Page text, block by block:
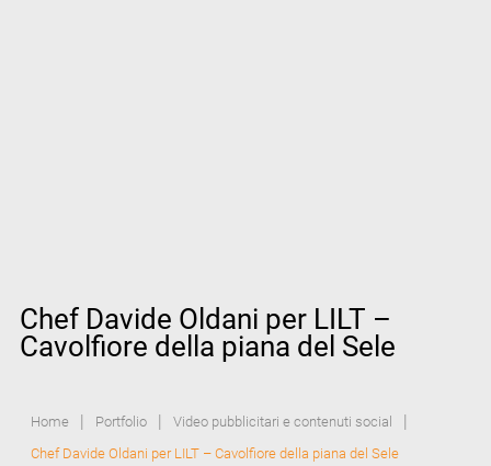
Chef Davide Oldani per LILT –
Cavolfiore della piana del Sele
Home | Portfolio | Video pubblicitari e contenuti social |
Chef Davide Oldani per LILT – Cavolfiore della piana del Sele